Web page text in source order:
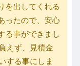
を出してくれる
ったので、安心
る事ができまし
えず、見積金
する事にしま